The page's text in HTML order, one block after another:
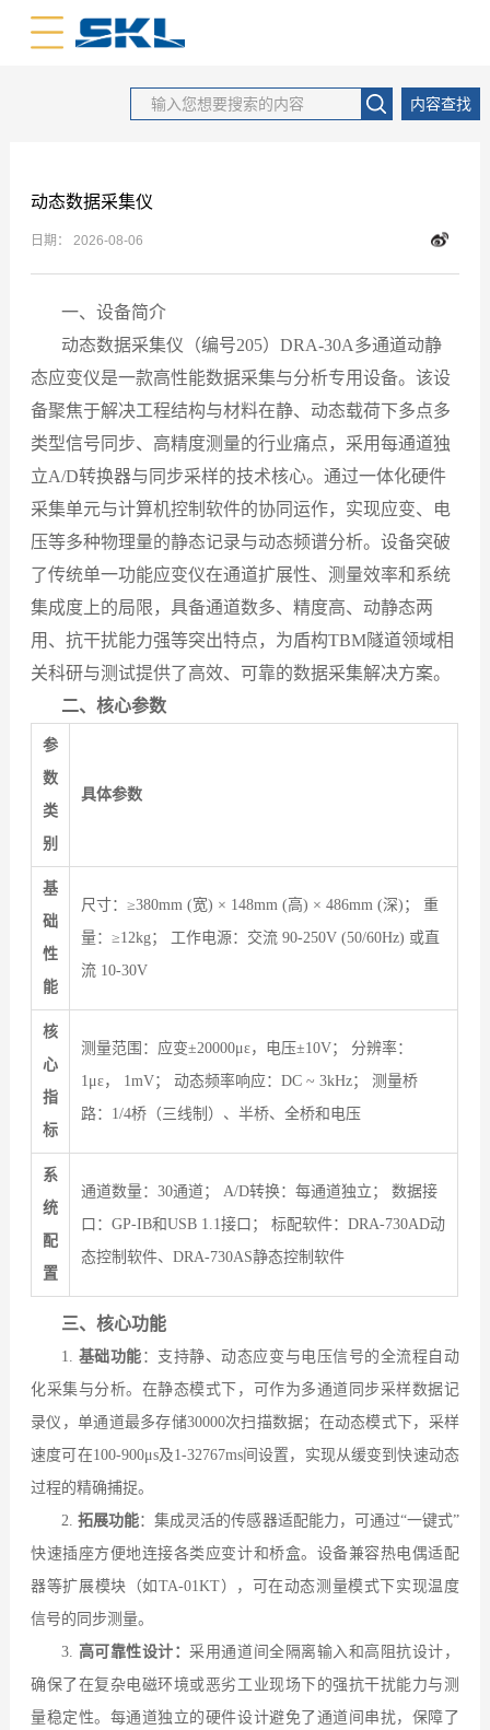
中文版 英文版
内容查找
动态数据采集仪
日期： 2026-08-06
一、设备简介
动态数据采集仪（编号205）DRA-30A多通道动静
态应变仪是一款高性能数据采集与分析专用设备。该设
备聚焦于解决工程结构与材料在静、动态载荷下多点多
类型信号同步、高精度测量的行业痛点，采用每通道独
立A/D转换器与同步采样的技术核心。通过一体化硬件
采集单元与计算机控制软件的协同运作，实现应变、电
压等多种物理量的静态记录与动态频谱分析。设备突破
了传统单一功能应变仪在通道扩展性、测量效率和系统
集成度上的局限，具备通道数多、精度高、动静态两
用、抗干扰能力强等突出特点，为盾构TBM隧道领域相
关科研与测试提供了高效、可靠的数据采集解决方案。
二、核心参数
参
数
类
别
具体参数
基
础
性
能
尺寸：≥380mm (宽) × 148mm (高) × 486mm (深)； 重
量：≥12kg； 工作电源：交流 90-250V (50/60Hz) 或直
流 10-30V
核
心
指
标
测量范围：应变±20000με，电压±10V； 分辨率：
1με， 1mV； 动态频率响应：DC ~ 3kHz； 测量桥
路：1/4桥（三线制）、半桥、全桥和电压
系
统
配
置
通道数量：30通道； A/D转换：每通道独立； 数据接
口：GP-IB和USB 1.1接口； 标配软件：DRA-730AD动
态控制软件、DRA-730AS静态控制软件
三、核心功能
1. 基础功能 ：支持静、动态应变与电压信号的全流程自动
化采集与分析。在静态模式下，可作为多通道同步采样数据记
录仪，单通道最多存储30000次扫描数据；在动态模式下，采样
速度可在100-900μs及1-32767ms间设置，实现从缓变到快速动态
过程的精确捕捉。
2.拓展功能：集成灵活的传感器适配能力，可通过“一键式”
快速插座方便地连接各类应变计和桥盒。设备兼容热电偶适配
器等扩展模块（如TA-01KT），可在动态测量模式下实现温度
信号的同步测量。
3. 高可靠性设计：采用通道间全隔离输入和高阻抗设计，
确保了在复杂电磁环境或恶劣工业现场下的强抗干扰能力与测
量稳定性。每通道独立的硬件设计避免了通道间串扰，保障了